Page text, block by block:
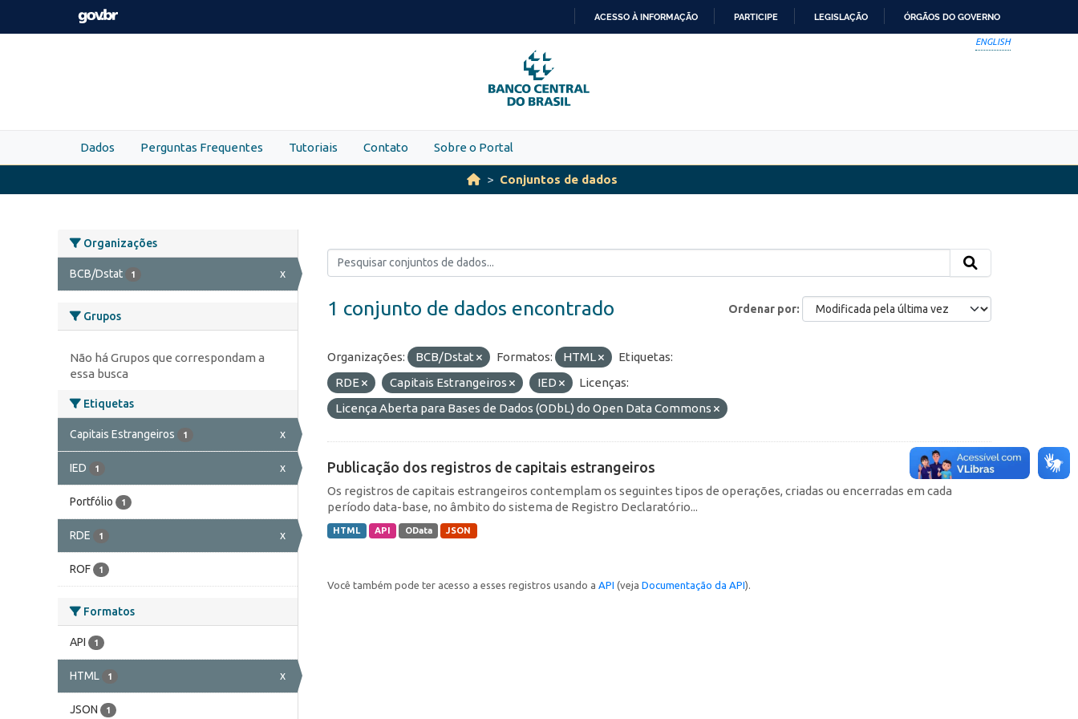
Skip to main content
PARA
O
CONTEÚDO
ACESSO À INFORMAÇÃO PARTICIPE LEGISLAÇÃO ÓRGÃOS DO GOVERNO
ENGLISH
Dados Perguntas Frequentes Tutoriais Contato Sobre o Portal
Conjuntos de dados
Organizações
BCB/Dstat 1 x
Grupos
Não há Grupos que correspondam a
essa busca
Etiquetas
Capitais Estrangeiros 1 x
IED 1 x
Portfólio 1
RDE 1 x
ROF 1
Formatos
API 1
HTML 1 x
JSON 1
Ordenar por
1 conjunto de dados encontrado
Organizações: BCB/Dstat Formatos: HTML
Etiquetas:
RDE
Capitais Estrangeiros IED
Licenças:
Licença Aberta para Bases de Dados (ODbL) do Open Data Commons
Publicação dos registros de capitais estrangeiros
Os registros de capitais estrangeiros contemplam os seguintes tipos de operações, criadas ou encerradas em cada
período data-base, no âmbito do sistema de Registro Declaratório...
HTML API OData JSON
Você também pode ter acesso a esses registros usando a API (veja Documentação da API).